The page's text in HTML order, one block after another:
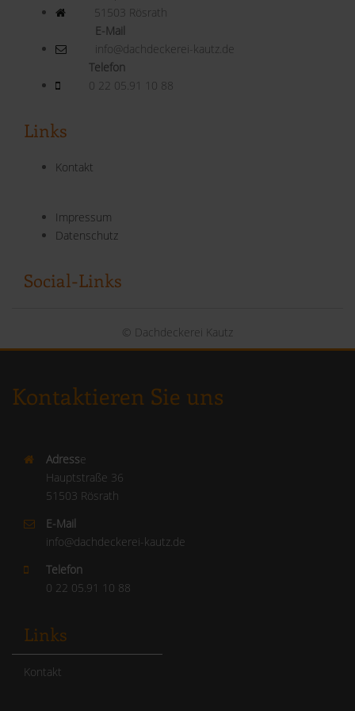
51503 Rösrath
E-Mail
info@dachdeckerei-kautz.de
Telefon
0 22 05.91 10 88
Links
Kontakt
Impressum
Datenschutz
Social-Links
© Dachdeckerei Kautz
Kontaktieren Sie uns
Adresse
Hauptstraße 36
51503 Rösrath
E-Mail
info@dachdeckerei-kautz.de
Telefon
0 22 05.91 10 88
Links
Kontakt